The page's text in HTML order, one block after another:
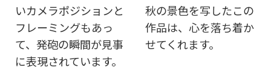
いカメラポジションと
フレーミングもあっ
て、発砲の瞬間が見事
に表現されています。
秋の景色を写したこの
作品は、心を落ち着か
せてくれます。